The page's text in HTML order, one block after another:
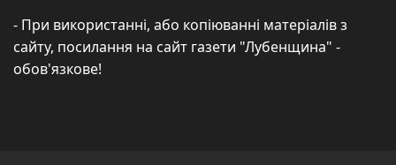
- При використанні, або копіюванні матеріалів з
сайту, посилання на сайт газети "Лубенщина" -
обов'язкове!